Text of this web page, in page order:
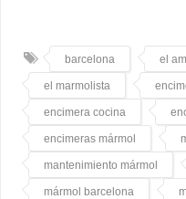
barcelona el
el marmolista
encimera cocina
encimeras mármol
mantenimiento mármol
mármol barcelona